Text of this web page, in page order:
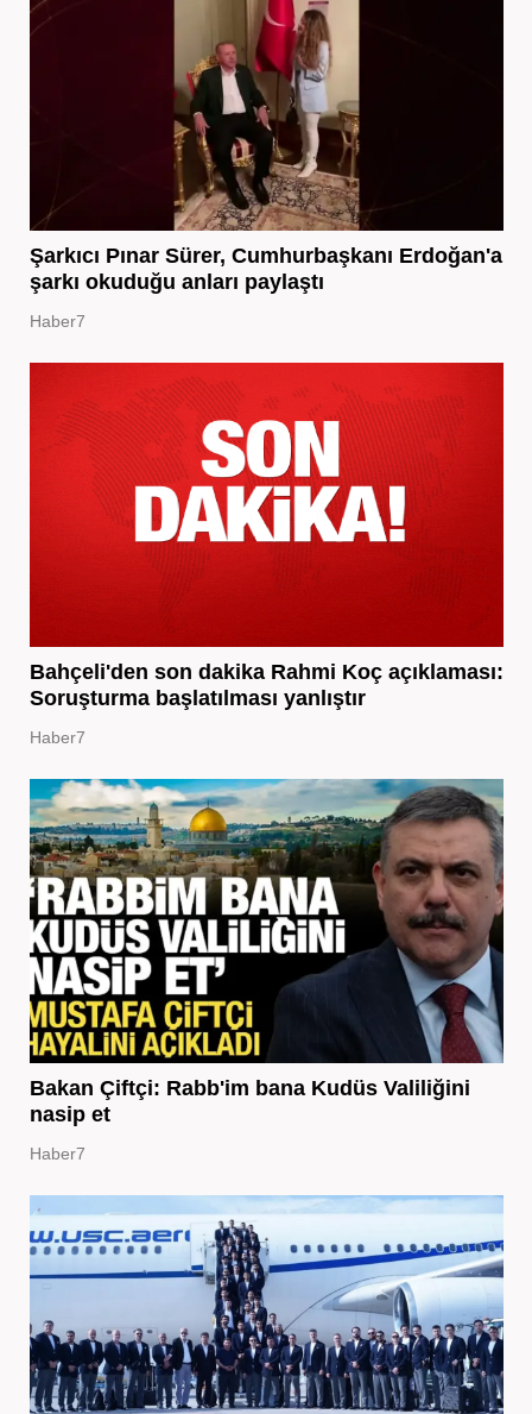
Şarkıcı Pınar Sürer, Cumhurbaşkanı Erdoğan'a
şarkı okuduğu anları paylaştı
Haber7
Bahçeli'den son dakika Rahmi Koç açıklaması:
Soruşturma başlatılması yanlıştır
Haber7
Bakan Çiftçi: Rabb'im bana Kudüs Valiliğini
nasip et
Haber7